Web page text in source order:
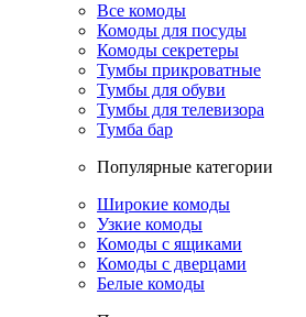
Все комоды
Комоды для посуды
Комоды секретеры
Тумбы прикроватные
Тумбы для обуви
Тумбы для телевизора
Тумба бар
Популярные категории
Широкие комоды
Узкие комоды
Комоды с ящиками
Комоды с дверцами
Белые комоды